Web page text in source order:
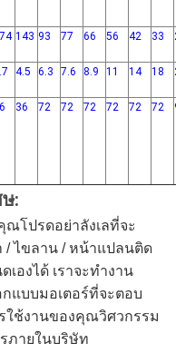
143 93 77 66 56 42 33
4.5 6.3 7.6 8.9 11 14 18
36 72 72 72 72 72 72
:
โปรดอย่าลังเลที่จะ
/ ไขลาน / หน้าแปลนติด
เองได้ เราจะทำงาน
แบบมอเตอร์ที่จะตอบ
ใช้งานของคุณวิศวกรรม
ภายในบริษัท